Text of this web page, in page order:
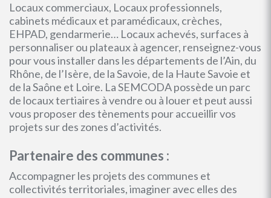
Locaux commerciaux, Locaux professionnels,
cabinets médicaux et paramédicaux, crèches,
EHPAD, gendarmerie… Locaux achevés, surfaces à
personnaliser ou plateaux à agencer, renseignez-vous
pour vous installer dans les départements de l’Ain, du
Rhône, de l’Isère, de la Savoie, de la Haute Savoie et
de la Saône et Loire. La SEMCODA possède un parc
de locaux tertiaires à vendre ou à louer et peut aussi
vous proposer des tènements pour accueillir vos
projets sur des zones d’activités.
Partenaire des communes :
Accompagner les projets des communes et
collectivités territoriales, imaginer avec elles des